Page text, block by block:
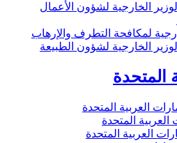
الخارجية لشؤون الأعمال
لمكافحة التطرف والإرهاب
الخارجية لشؤون الطبيعة
المتحدة
العربية المتحدة
العربية المتحدة
العربية المتحدة